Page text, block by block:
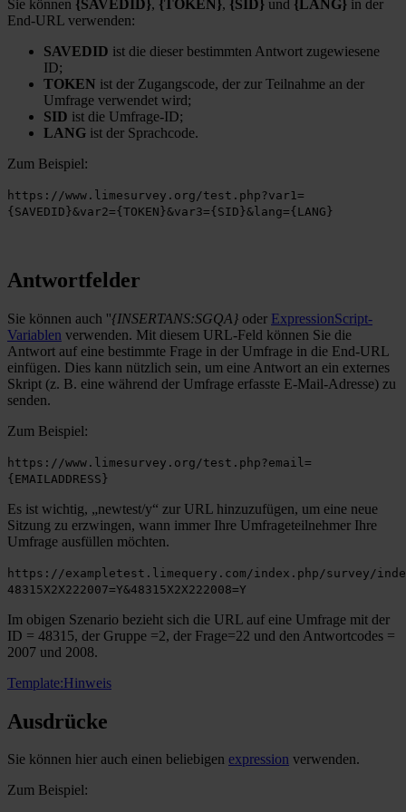
Sie können {SAVEDID}, {TOKEN}, {SID} und {LANG} in der
End-URL verwenden:
SAVEDID ist die dieser bestimmten Antwort zugewiesene
ID;
TOKEN ist der Zugangscode, der zur Teilnahme an der
Umfrage verwendet wird;
SID ist die Umfrage-ID;
LANG ist der Sprachcode.
Zum Beispiel:
https://www.limesurvey.org/test.php?var1=
{SAVEDID}&var2={TOKEN}&var3={SID}&lang={LANG}
Antwortfelder
Sie können auch ''{INSERTANS:SGQA} oder ExpressionScript-
Variablen verwenden. Mit diesem URL-Feld können Sie die
Antwort auf eine bestimmte Frage in der Umfrage in die End-URL
einfügen. Dies kann nützlich sein, um eine Antwort an ein externes
Skript (z. B. eine während der Umfrage erfasste E-Mail-Adresse) zu
senden.
Zum Beispiel:
https://www.limesurvey.org/test.php?email=
{EMAILADDRESS}
Es ist wichtig, „newtest/y“ zur URL hinzuzufügen, um eine neue
Sitzung zu erzwingen, wann immer Ihre Umfrageteilnehmer Ihre
Umfrage ausfüllen möchten.
https://exampletest.limequery.com/index.php/survey/
48315X2X222007=Y&48315X2X222008=Y
Im obigen Szenario bezieht sich die URL auf eine Umfrage mit der
ID = 48315, der Gruppe =2, der Frage=22 und den Antwortcodes =
2007 und 2008.
Template:Hinweis
Ausdrücke
Sie können hier auch einen beliebigen expression verwenden.
Zum Beispiel: